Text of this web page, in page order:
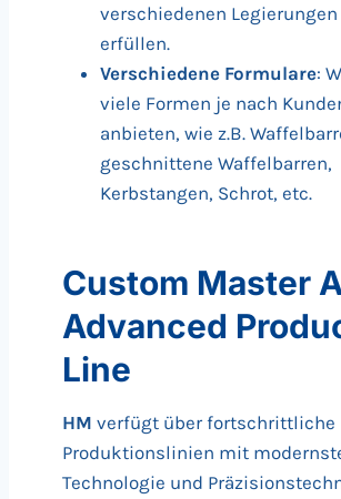
verschiedenen Legierungen
erfüllen.
Verschiedene Formulare:
viele Formen je nach
anbieten, wie z.B.
geschnittene Waffelbarren,
Kerbstangen, Schrot, etc.
Custom Master
Advanced
Line
HM verfügt über fortschrittliche
Produktionslinien mit
Technologie und